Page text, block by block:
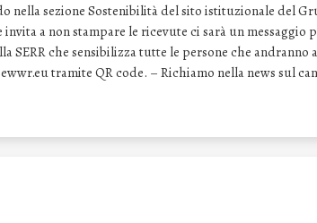
nella sezione Sostenibilità del sito istituzionale del
a non stampare le ricevute ci sarà un messaggio
SERR che sensibilizza tutte le persone che andranno
tramite QR code. – Richiamo nella news sul